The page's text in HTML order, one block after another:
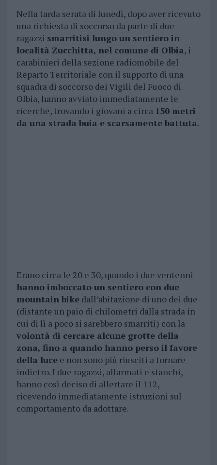
Nella tarda serata di lunedì, dopo aver ricevuto
una richiesta di soccorso da parte di due
ragazzi smarritisi lungo un sentiero in
località Zucchitta, nel comune di Olbia, i
carabinieri della sezione radiomobile del
Reparto Territoriale con il supporto di una
squadra di soccorso dei Vigili del Fuoco di
Olbia, hanno avviato immediatamente le
ricerche, trovando i giovani a circa 150 metri
da una strada buia e scarsamente battuta.
Erano circa le 20 e 30, quando i due ventenni
hanno imboccato un sentiero con due
mountain bikedall’abitazione di uno dei due
(distante un paio di chilometri dalla strada in
cui di lì a poco si sarebbero smarriti) con la
volontà di cercare alcune grotte della
zona, fino a quando hanno perso il favore
della lucee non sono più riusciti a tornare
indietro. I due ragazzi, allarmati e stanchi,
hanno così deciso di allertare il 112,
ricevendo immediatamente istruzioni sul
comportamento da adottare.